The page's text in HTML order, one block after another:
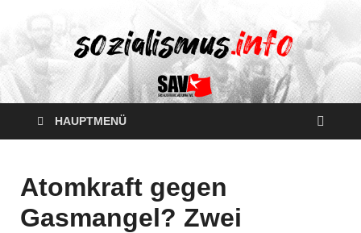
HAUPTMENÜ
Atomkraft gegen
Gasmangel? Zwei